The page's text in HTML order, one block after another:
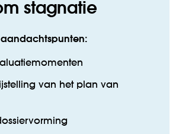
stagnatie
aandachtspunten:
van het plan van